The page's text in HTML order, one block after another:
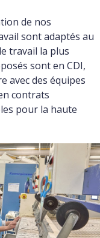
de nos
sont adaptés au
travail la plus
sont en CDI,
avec des équipes
contrats
pour la haute